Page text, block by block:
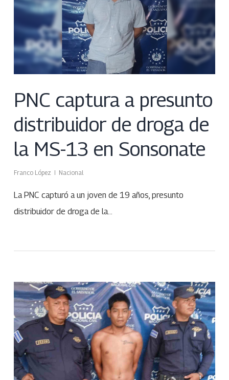
PNC captura a presunto
distribuidor de droga de
la MS-13 en Sonsonate
Franco López Nacional
La PNC capturó a un joven de 19 años, presunto
distribuidor de droga de la…